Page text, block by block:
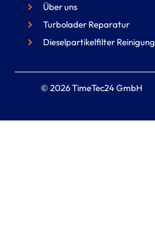
Über uns
Turbolader Reparatur
Dieselpartikelfilter Reinigung
© 2026 TimeTec24 GmbH